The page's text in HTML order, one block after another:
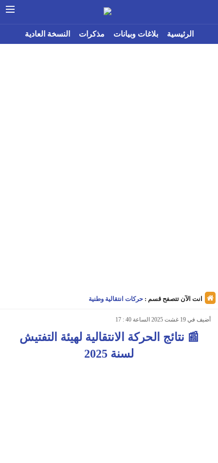
الرئيسية بلاغات وبيانات مذكرات النسخة العادية
انت الآن تتصفح قسم : حركات انتقالية وطنية
أضيف في 19 غشت 2025 الساعة 40 : 17
📰 نتائج الحركة الانتقالية لهيئة التفتيش
لسنة 2025